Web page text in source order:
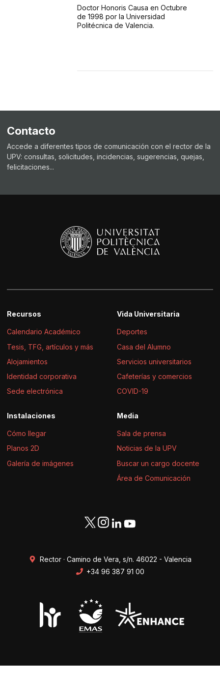
Doctor Honoris Causa en Octubre
de 1998 por la Universidad
Politécnica de Valencia.
Contacto
Accede a diferentes tipos de comunicación con el rector de la
UPV: consultas, solicitudes, incidencias, sugerencias, quejas,
felicitaciones...
Recursos
Calendario Académico
Tesis, TFG, artículos y más
Alojamientos
Identidad corporativa
Sede electrónica
Vida Universitaria
Deportes
Casa del Alumno
Servicios universitarios
Cafeterías y comercios
COVID-19
Instalaciones
Cómo llegar
Planos 2D
Galería de imágenes
Media
Sala de prensa
Noticias de la UPV
Buscar un cargo docente
Área de Comunicación
Rector · Camino de Vera, s/n. 46022 - Valencia
+34 96 387 91 00